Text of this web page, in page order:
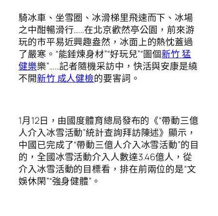
騎冰車、坐雪圈、冰滑梯里飛速而下、冰場
之中酣暢滑行……在北京歡然亭公園，前來游
玩的市平易近興趣盎然，冰面上的熱忱蓋過
了嚴寒。“能錘煉身材”“好玩兒”“圖個新竹 猛
健樂樂”……記者隨機采訪中，快活與安康是繞
不開新竹 成人健檢的要害詞。
1月12日，由國度體育總局發布的《“帶動三億
人介入冰雪活動”統計查詢拜訪陳述》顯示，
中國已完成了“帶動三億人介入冰雪活動”的目
的，全國冰雪活動介入人數達3.46億人，從
介入冰雪活動的目標看，排在前兩位的是“文
娛休閑”“強身健體”。